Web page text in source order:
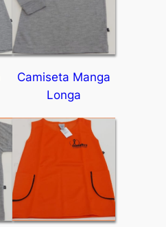
Camiseta Manga
Longa